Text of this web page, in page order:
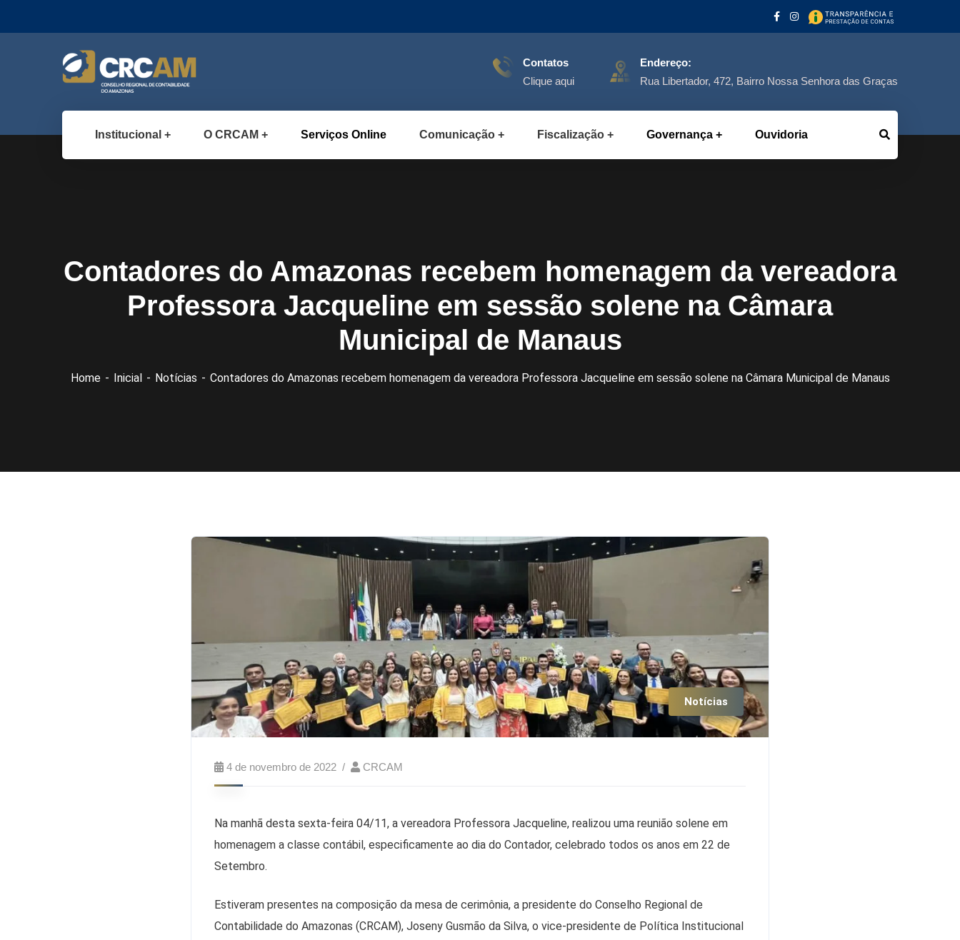
Contatos
Clique aqui
Endereço:
Rua Libertador, 472, Bairro Nossa Senhora das Graças
Institucional O CRCAM Serviços Online Comunicação Fiscalização Governança Ouvidoria
Contadores do Amazonas recebem homenagem da vereadora
Professora Jacqueline em sessão solene na Câmara
Municipal de Manaus
Home Inicial Notícias Contadores do Amazonas recebem homenagem da vereadora Professora Jacqueline em sessão solene na Câmara Municipal de Manaus
Notícias
4 de novembro de 2022 CRCAM
Na manhã desta sexta-feira 04/11, a vereadora Professora Jacqueline, realizou uma reunião solene em
homenagem a classe contábil, especificamente ao dia do Contador, celebrado todos os anos em 22 de
Setembro.
Estiveram presentes na composição da mesa de cerimônia, a presidente do Conselho Regional de
Contabilidade do Amazonas (CRCAM), Joseny Gusmão da Silva, o vice-presidente de Política Institucional